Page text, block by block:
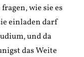
wie sie es
einladen darf
und da
das Weite